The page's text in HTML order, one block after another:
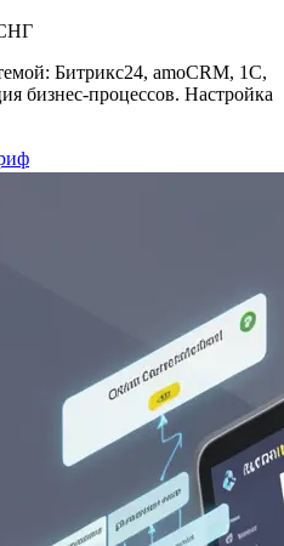
Битрикс24, amoCRM, 1С,
бизнес-процессов. Настройка